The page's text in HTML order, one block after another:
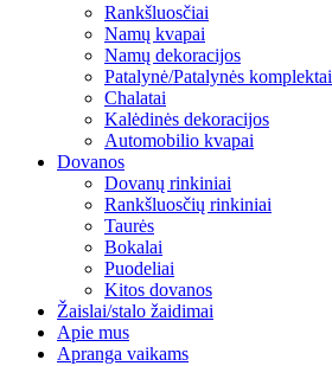
Rankšluosčiai
Namų kvapai
Namų dekoracijos
Patalynė/Patalynės komplektai
Chalatai
Kalėdinės dekoracijos
Automobilio kvapai
Dovanos
Dovanų rinkiniai
Rankšluosčių rinkiniai
Taurės
Bokalai
Puodeliai
Kitos dovanos
Žaislai/stalo žaidimai
Apie mus
Apranga vaikams